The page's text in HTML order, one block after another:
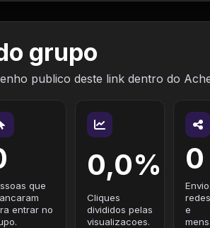
grupo
publico deste link dentro do
que
entrar no
0,0%
Cliques
divididos pelas
visualizacoes.
0
e